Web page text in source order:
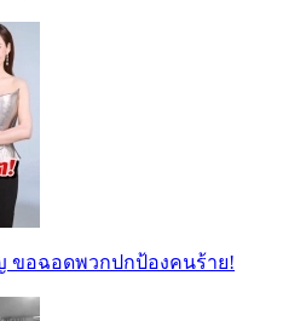
ขอฉอดพวกปกป้องคนร้าย!